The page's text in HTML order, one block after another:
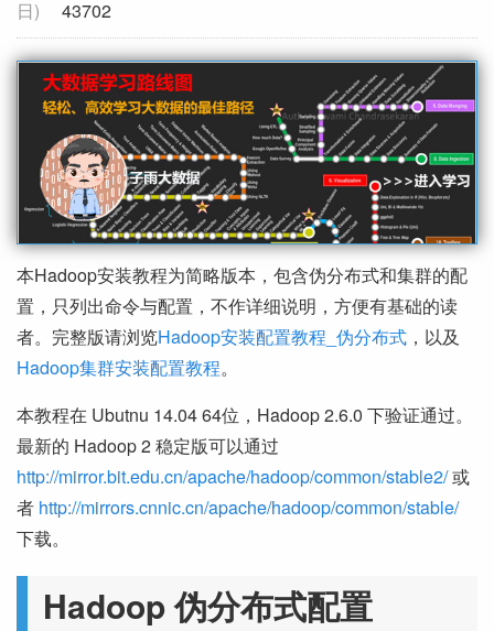
日) 43702
本Hadoop安装教程为简略版本，包含伪分布式和集群的配
置，只列出命令与配置，不作详细说明，方便有基础的读
者。完整版请浏览Hadoop安装配置教程_伪分布式 ，以及
Hadoop集群安装配置教程。
本教程在 Ubutnu 14.04 64位，Hadoop 2.6.0 下验证通过。
最新的 Hadoop 2 稳定版可以通过
http://mirror.bit.edu.cn/apache/hadoop/common/stable2/或
者 http://mirrors.cnnic.cn/apache/hadoop/common/stable/
下载。
Hadoop 伪分布式配置